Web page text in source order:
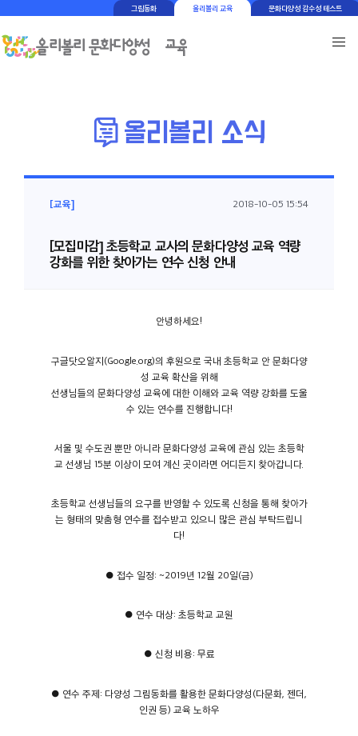
그림동화 올리볼리 교육 문화다양성 감수성 테스트
[교육] 2018-10-05 15:54
[모집마감] 초등학교 교사의 문화다양성 교육 역량
강화를 위한 찾아가는 연수 신청 안내
안녕하세요!
구글닷오알지(Google.org)의 후원으로 국내 초등학교 안 문화다양
성 교육 확산을 위해
선생님들의 문화다양성 교육에 대한 이해와 교육 역량 강화를 도울
수 있는 연수를 진행합니다!
서울 및 수도권 뿐만 아니라 문화다양성 교육에 관심 있는 초등학
교 선생님 15분 이상이 모여 계신 곳이라면 어디든지 찾아갑니다.
초등학교 선생님들의 요구를 반영할 수 있도록 신청을 통해 찾아가
는 형태의 맞춤형 연수를 접수받고 있으니 많은 관심 부탁드립니
다!
● 접수 일정: ~2019년 12월 20일(금)
● 연수 대상: 초등학교 교원
● 신청 비용: 무료
● 연수 주제: 다양성 그림동화를 활용한 문화다양성(다문화, 젠더,
인권 등) 교육 노하우